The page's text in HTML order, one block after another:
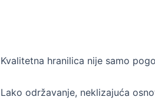
Kvalitetna hranilica nije samo
Lako održavanje, neklizajuća